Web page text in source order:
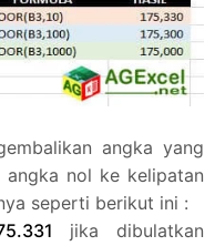
angka yang
angka nol ke kelipatan
seperti berikut ini :
jika dibulatkan